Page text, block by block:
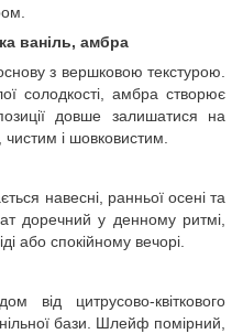
ваніль, амбра
з вершковою текстурою.
солодкості, амбра створює
довше залишатися на
і шовковистим.
навесні, ранньої осені та
доречний у денному ритмі,
або спокійному вечорі.
від цитрусово-квіткового
бази. Шлейф помірний,